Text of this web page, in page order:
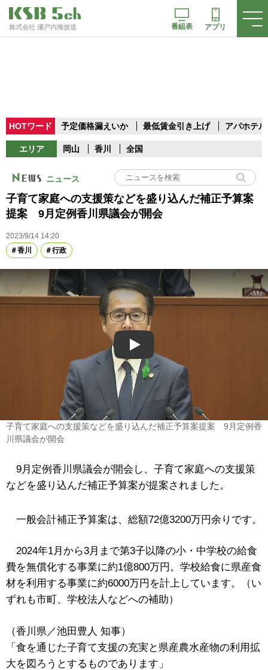
株式会社 瀬戸内海放送 番組表 アプリ
HOTワード 予定価格漏えいか 最低賃金引き上げ アパホテル
エリア 岡山 香川 全国
ニュース
子育て家庭への支援策などを盛り込んだ補正予算案
提案 9月定例香川県議会が開会
2023/9/14 14:20
香川
行政
Play
子育て家庭への支援策などを盛り込んだ補正予算案提案 9月定例香
川県議会が開会
9月定例香川県議会が開会し、子育て家庭への支援策
などを盛り込んだ補正予算案が提案されました。
一般会計補正予算案は、総額72億3200万円余りです。
2024年1月から3月まで第3子以降の小・中学校の給食
費を無償化する事業に約1億800万円。学校給食に県産食
材を利用する事業に約6000万円を計上しています。（い
ずれも市町、学校法人などへの補助）
（香川県／池田豊人 知事）
「食を通じた子育て支援の充実と県産農水産物の利用拡
大を図ろうとするものであります」